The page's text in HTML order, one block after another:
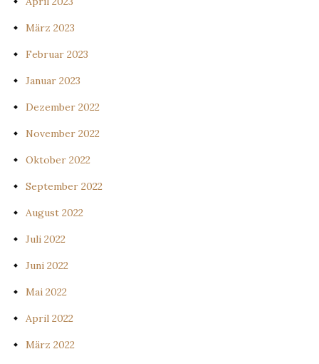
März 2023
Februar 2023
Januar 2023
Dezember 2022
November 2022
Oktober 2022
September 2022
August 2022
Juli 2022
Juni 2022
Mai 2022
April 2022
März 2022